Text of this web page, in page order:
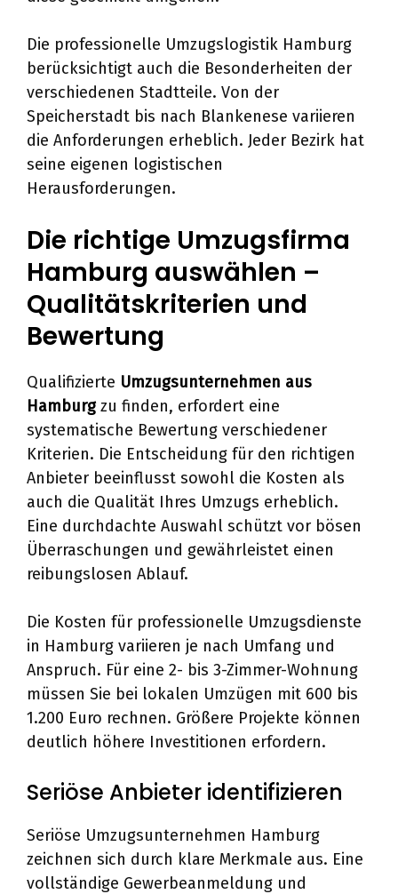
Die professionelle Umzugslogistik Hamburg
berücksichtigt auch die Besonderheiten der
verschiedenen Stadtteile. Von der
Speicherstadt bis nach Blankenese variieren
die Anforderungen erheblich. Jeder Bezirk hat
seine eigenen logistischen
Herausforderungen.
Die richtige Umzugsfirma
Hamburg auswählen –
Qualitätskriterien und
Bewertung
Qualifizierte Umzugsunternehmen aus
Hamburgzu finden, erfordert eine
systematische Bewertung verschiedener
Kriterien. Die Entscheidung für den richtigen
Anbieter beeinflusst sowohl die Kosten als
auch die Qualität Ihres Umzugs erheblich.
Eine durchdachte Auswahl schützt vor bösen
Überraschungen und gewährleistet einen
reibungslosen Ablauf.
Die Kosten für professionelle Umzugsdienste
in Hamburg variieren je nach Umfang und
Anspruch. Für eine 2- bis 3-Zimmer-Wohnung
müssen Sie bei lokalen Umzügen mit 600 bis
1.200 Euro rechnen. Größere Projekte können
deutlich höhere Investitionen erfordern.
Seriöse Anbieter identifizieren
Seriöse Umzugsunternehmen Hamburg
zeichnen sich durch klare Merkmale aus. Eine
vollständige Gewerbeanmeldung und